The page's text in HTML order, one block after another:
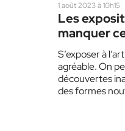
1 août 2023 à 10h15
Les
manquer
S’exposer à
agréable. On
découvertes
des formes